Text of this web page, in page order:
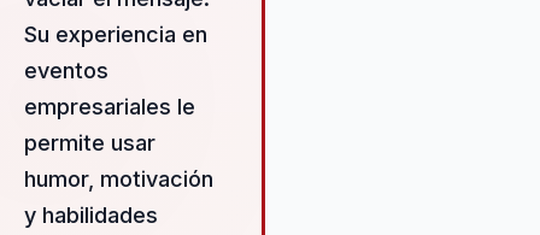
Su experiencia en
eventos
empresariales le
permite usar
humor, motivación
y habilidades